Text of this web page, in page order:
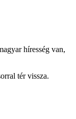
híresség van,
tér vissza.